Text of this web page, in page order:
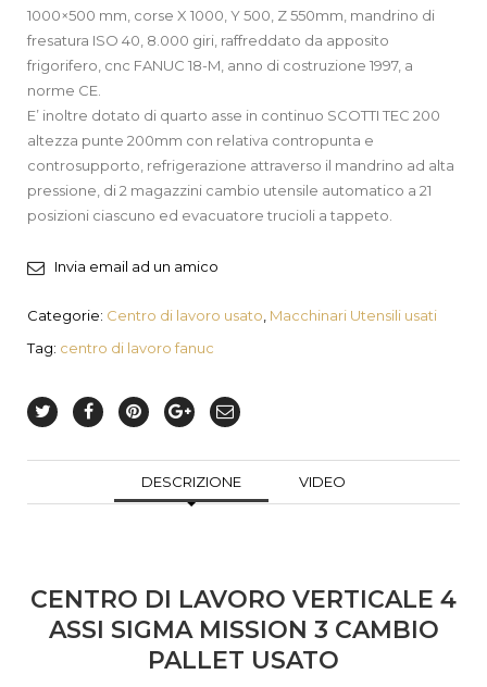
1000×500 mm, corse X 1000, Y 500, Z 550mm, mandrino di
fresatura ISO 40, 8.000 giri, raffreddato da apposito
frigorifero, cnc FANUC 18-M, anno di costruzione 1997, a
norme CE.
E’ inoltre dotato di quarto asse in continuo SCOTTI TEC 200
altezza punte 200mm con relativa contropunta e
controsupporto, refrigerazione attraverso il mandrino ad alta
pressione, di 2 magazzini cambio utensile automatico a 21
posizioni ciascuno ed evacuatore trucioli a tappeto.
Invia email ad un amico
Categorie: Centro di lavoro usato Macchinari Utensili usati
Tag: centro di lavoro fanuc
DESCRIZIONE VIDEO
CENTRO DI LAVORO VERTICALE 4
ASSI SIGMA MISSION 3 CAMBIO
PALLET USATO